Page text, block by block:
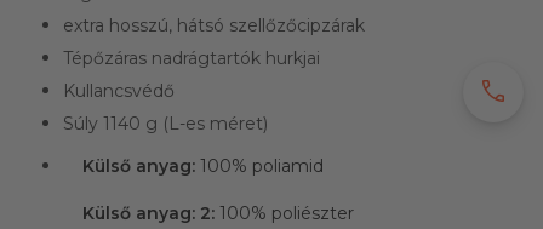
extra hosszú, hátsó szellőzőcipzárak
Tépőzáras nadrágtartók hurkjai
Kullancsvédő
Súly 1140 g (L-es méret)
Külső anyag: 100% poliamid
Külső anyag: 2: 100% poliészter
call